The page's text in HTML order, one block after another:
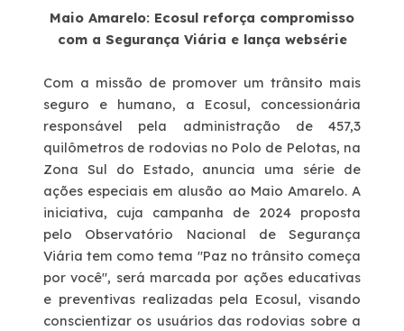
Projetos Socioambientais
Política de Gestão Integrada
Certificações
Atendimento
Deficiente Auditivo e de Fala
Fale Conosco
Maio Amarelo: Ecosul reforça compromisso
com a Segurança Viária e lança websérie
Com a missão de promover um trânsito mais
seguro e humano, a Ecosul, concessionária
responsável pela administração de 457,3
quilômetros de rodovias no Polo de Pelotas, na
Zona Sul do Estado, anuncia uma série de
ações especiais em alusão ao Maio Amarelo. A
iniciativa, cuja campanha de 2024 proposta
pelo Observatório Nacional de Segurança
Viária tem como tema "Paz no trânsito começa
por você", será marcada por ações educativas
e preventivas realizadas pela Ecosul, visando
conscientizar os usuários das rodovias sobre a